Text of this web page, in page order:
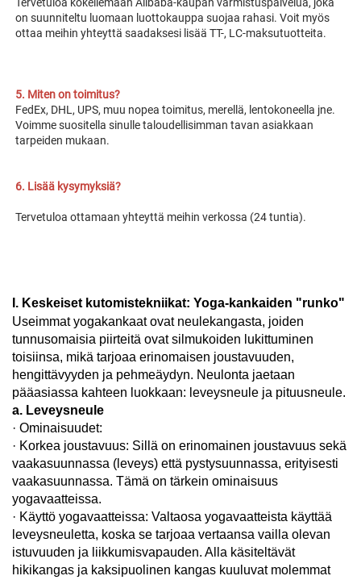
Tervetuloa kokeilemaan Alibaba-kaupan varmistuspalvelua, joka
on suunniteltu luomaan luottokauppa suojaa rahasi. Voit myös
ottaa meihin yhteyttä saadaksesi lisää TT-, LC-maksutuotteita.
5. Miten on toimitus?
FedEx, DHL, UPS, muu nopea toimitus, merellä, lentokoneella jne.
Voimme suositella sinulle taloudellisimman tavan asiakkaan
tarpeiden mukaan.
6. Lisää kysymyksiä?
Tervetuloa ottamaan yhteyttä meihin verkossa (24 tuntia).
I. Keskeiset kutomistekniikat: Yoga-kankaiden "runko"
Useimmat yogakankaat ovat neulekangasta, joiden
tunnusomaisia piirteitä ovat silmukoiden lukittuminen
toisiinsa, mikä tarjoaa erinomaisen joustavuuden,
hengittävyyden ja pehmeäydyn. Neulonta jaetaan
pääasiassa kahteen luokkaan: leveysneule ja pituusneule.
a. Leveysneule
· Ominaisuudet:
· Korkea joustavuus: Sillä on erinomainen joustavuus sekä
vaakasuunnassa (leveys) että pystysuunnassa, erityisesti
vaakasuunnassa. Tämä on tärkein ominaisuus
yogavaatteissa.
· Käyttö yogavaatteissa: Valtaosa yogavaatteista käyttää
leveysneuletta, koska se tarjoaa vertaansa vailla olevan
istuvuuden ja liikkumisvapauden. Alla käsiteltävät
hikikangas ja kaksipuolinen kangas kuuluvat molemmat